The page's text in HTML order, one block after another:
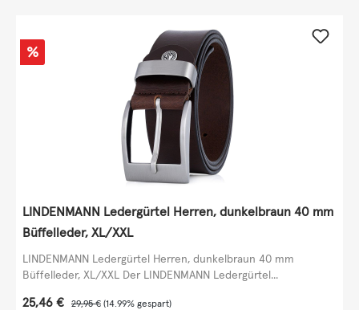
Rabatt
%
LINDENMANN Ledergürtel Herren, dunkelbraun 40 mm
Büffelleder, XL/XXL
LINDENMANN Ledergürtel Herren, dunkelbraun 40 mm
Büffelleder, XL/XXL Der LINDENMANN Ledergürtel...
Verkaufspreis:
25,46 € Regulärer Preis:
29,95 € (14.99% gespart)